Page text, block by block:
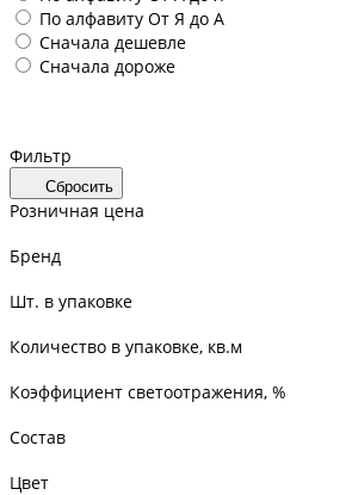
По алфавиту От Я до А
Сначала дешевле
Сначала дороже
Фильтр
Сбросить
Розничная цена
Бренд
Шт. в упаковке
Количество в упаковке, кв.м
Коэффициент светоотражения, %
Состав
Цвет